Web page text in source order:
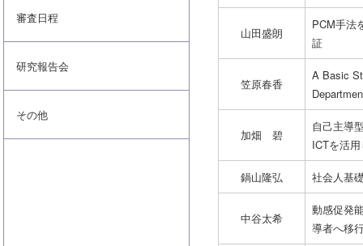
山田盛朗
PCM手法
証
笠原春香
A Basic
加畑 碧
自己主導
ICTを活
鍋山隆弘 社会人基
中谷太希
動感促発
導者へ移
審査日程
研究報告会
その他